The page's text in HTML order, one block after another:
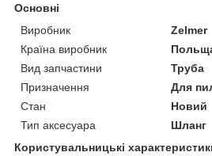
Основні
Виробник
Zelmer
Країна виробник
Вид запчастини
Труба
Призначення
Для
Стан
Новий
Тип аксесуара
Шланг
Користувальницькі